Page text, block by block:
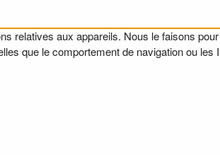
aux appareils. Nous le faisons
que le comportement de navigation ou